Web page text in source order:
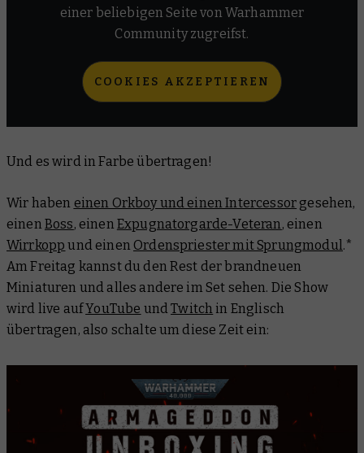
einer beliebigen Seite von Warhammer
Community zugreifst.
COOKIES AKZEPTIEREN
Und es wird in Farbe übertragen!
Wir haben einen Orkboy und einen Intercessor gesehen,
einen Boss, einen Expugnatorgarde-Veteran, einen
Wirrkopp und einen Ordenspriester mit Sprungmodul.*
Am Freitag kannst du den Rest der brandneuen
Miniaturen und alles andere im Set sehen. Die Show
wird live aufYouTube undTwitch in Englisch
übertragen, also schalte um diese Zeit ein: